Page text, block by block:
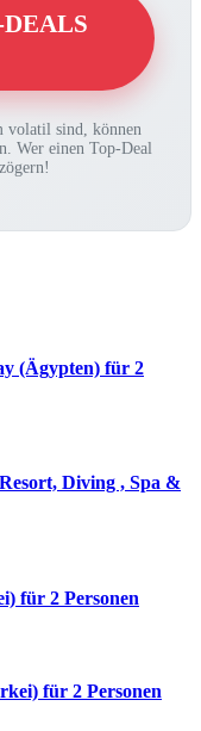
volatil sind, können
Wer einen Top-Deal
(Ägypten) für 2
Diving , Spa &
für 2 Personen
für 2 Personen